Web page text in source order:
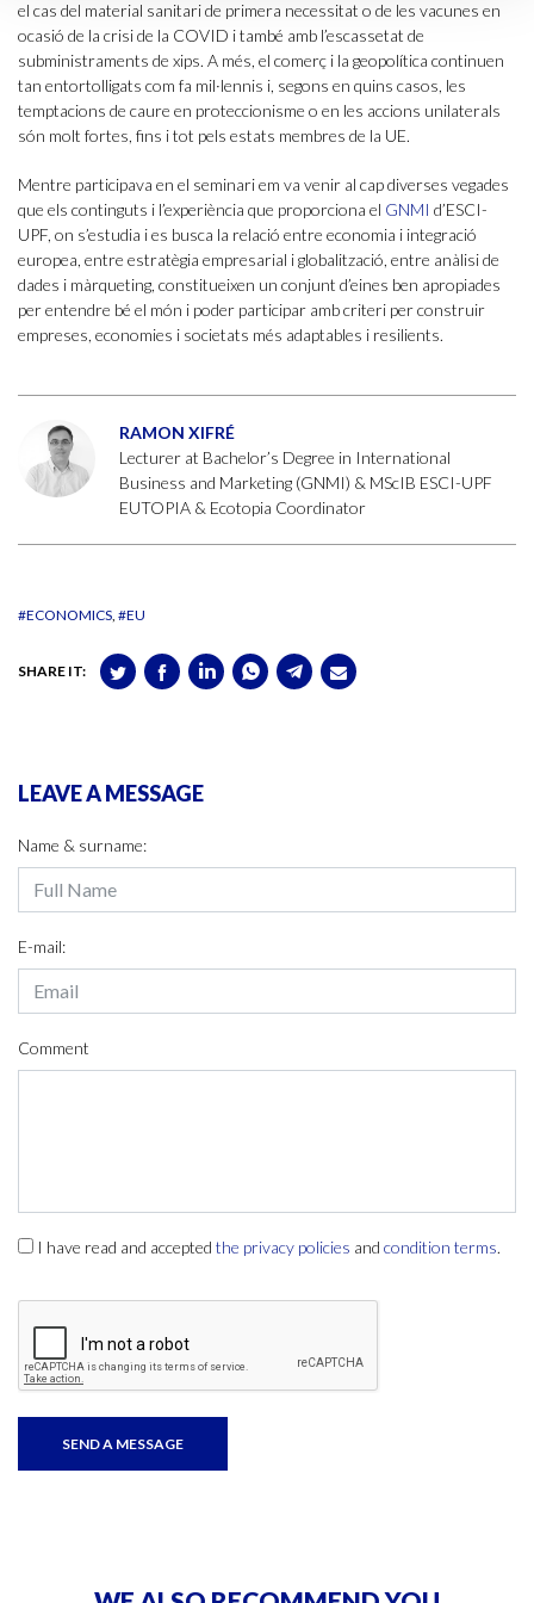
el cas del material sanitari de primera necessitat o de les vacunes en
ocasió de la crisi de la COVID i també amb l’escassetat de
subministraments de xips. A més, el comerç i la geopolítica continuen
tan entortolligats com fa mil·lennis i, segons en quins casos, les
temptacions de caure en proteccionisme o en les accions unilaterals
són molt fortes, fins i tot pels estats membres de la UE.
Mentre participava en el seminari em va venir al cap diverses vegades
que els continguts i l’experiència que proporciona el GNMI d’ESCI-
UPF, on s’estudia i es busca la relació entre economia i integració
europea, entre estratègia empresarial i globalització, entre anàlisi de
dades i màrqueting, constitueixen un conjunt d’eines ben apropiades
per entendre bé el món i poder participar amb criteri per construir
empreses, economies i societats més adaptables i resilients.
RAMON XIFRÉ
Lecturer at Bachelor’s Degree in International
Business and Marketing (GNMI) & MScIB ESCI-UPF
EUTOPIA & Ecotopia Coordinator
#ECONOMICS #EU
SHARE IT:
LEAVE A MESSAGE
Name & surname:
E-mail:
Comment
I have read and accepted the privacy policies and condition terms.